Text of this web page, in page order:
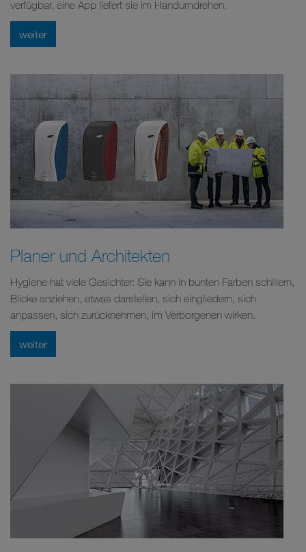
verfügbar, eine App liefert sie im Handumdrehen.
weiter
Planer und Architekten
Hygiene hat viele Gesichter: Sie kann in bunten Farben schillern,
Blicke anziehen, etwas darstellen, sich eingliedern, sich
anpassen, sich zurücknehmen, im Verborgenen wirken.
weiter